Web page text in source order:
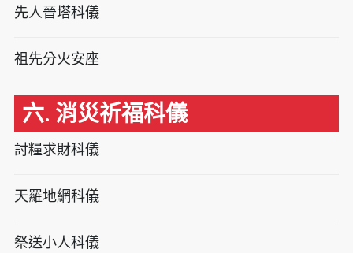
先人晉塔科儀
祖先分火安座
六. 消災祈福科儀
討糧求財科儀
天羅地網科儀
祭送小人科儀